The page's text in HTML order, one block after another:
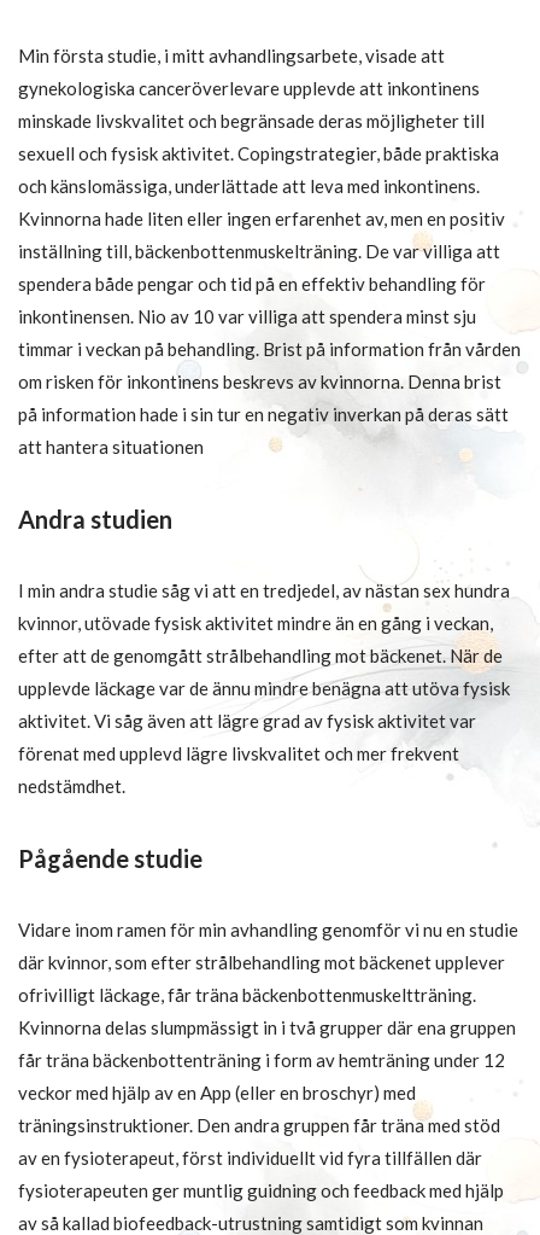
Min första studie, i mitt avhandlingsarbete, visade att
gynekologiska canceröverlevare upplevde att inkontinens
minskade livskvalitet och begränsade deras möjligheter till
sexuell och fysisk aktivitet. Copingstrategier, både praktiska
och känslomässiga, underlättade att leva med inkontinens.
Kvinnorna hade liten eller ingen erfarenhet av, men en positiv
inställning till, bäckenbottenmuskelträning. De var villiga att
spendera både pengar och tid på en effektiv behandling för
inkontinensen. Nio av 10 var villiga att spendera minst sju
timmar i veckan på behandling. Brist på information från vården
om risken för inkontinens beskrevs av kvinnorna. Denna brist
på information hade i sin tur en negativ inverkan på deras sätt
att hantera situationen
Andra studien
I min andra studie såg vi att en tredjedel, av nästan sex hundra
kvinnor, utövade fysisk aktivitet mindre än en gång i veckan,
efter att de genomgått strålbehandling mot bäckenet. När de
upplevde läckage var de ännu mindre benägna att utöva fysisk
aktivitet. Vi såg även att lägre grad av fysisk aktivitet var
förenat med upplevd lägre livskvalitet och mer frekvent
nedstämdhet.
Pågående studie
Vidare inom ramen för min avhandling genomför vi nu en studie
där kvinnor, som efter strålbehandling mot bäckenet upplever
ofrivilligt läckage, får träna bäckenbottenmuskeltträning.
Kvinnorna delas slumpmässigt in i två grupper där ena gruppen
får träna bäckenbottenträning i form av hemträning under 12
veckor med hjälp av en App (eller en broschyr) med
träningsinstruktioner. Den andra gruppen får träna med stöd
av en fysioterapeut, först individuellt vid fyra tillfällen där
fysioterapeuten ger muntlig guidning och feedback med hjälp
av så kallad biofeedback-utrustning samtidigt som kvinnan